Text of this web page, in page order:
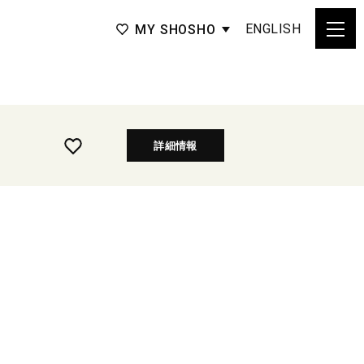
MY SHOSHO ENGLISH
詳細情報